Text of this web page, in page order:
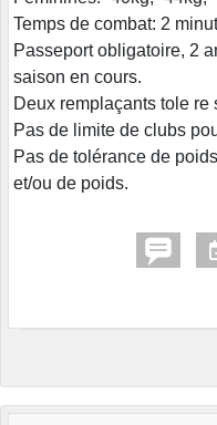
Temps de combat: 2
Passeport obligatoire, 2
saison en cours.
Deux remplaçants tole re
Pas de limite de clubs
Pas de tolérance de
et/ou de poids.